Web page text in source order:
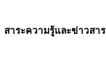
สาระความรู้และข่าวสาร